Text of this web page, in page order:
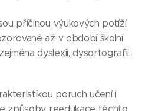
příčinou výukových potíží
až v období školní
dyslexii, dysortografii,
poruch učení i